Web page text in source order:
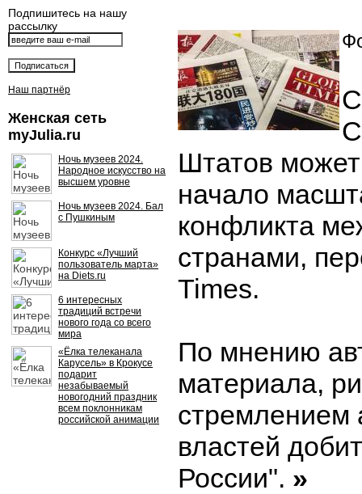
Подпишитесь на нашу
рассылку
Наш партнёр
Женская сеть
myJulia.ru
Ночь музеев 2024.
Народное искусство на
высшем уровне
Ночь музеев 2024. Бал
с Пушкиным
Конкурс «Лучший
пользователь марта»
на Diets.ru
6 интересных
традиций встречи
нового года со всего
мира
«Ёлка телеканала
Карусель» в Крокусе
подарит
незабываемый
новогодний праздник
всем поклонникам
российской анимации
Штатов
начало
конфликта
странами,
Times.
По мнению
материала,
стремлением
властей
России". »